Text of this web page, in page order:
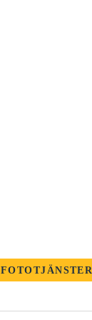
FOTOTJÄNSTER